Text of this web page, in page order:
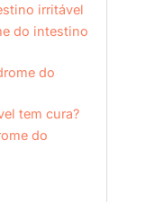
irritável
do intestino
do
tem cura?
do